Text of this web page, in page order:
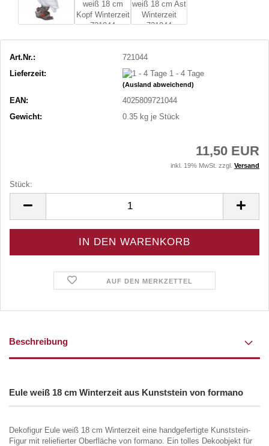
Art.Nr.:
721044
Lieferzeit:
1 - 4 Tage
(Ausland abweichend)
EAN:
4025809721044
Gewicht:
0.35 kg je Stück
11,50 EUR
inkl. 19% MwSt. zzgl. Versand
Stück:
AUF DEN MERKZETTEL
Beschreibung
Eule weiß 18 cm Winterzeit aus Kunststein von formano
Dekofigur Eule weiß 18 cm Winterzeit eine handgefertigte Kunststein-
Figur mit reliefierter Oberfläche von formano. Ein tolles Dekoobjekt für